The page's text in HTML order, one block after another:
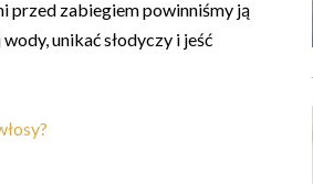
przed zabiegiem powinniśmy ją
unikać słodyczy i jeść